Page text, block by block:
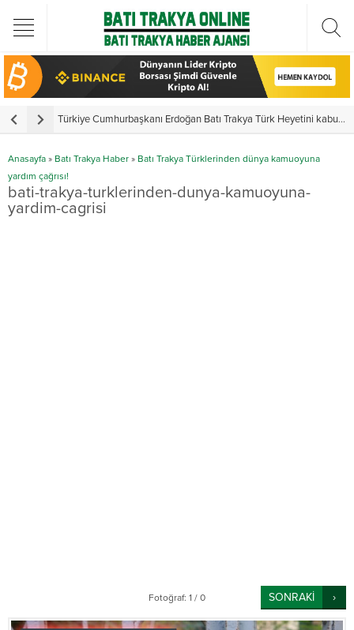
Türkiye Cumhurbaşkanı Erdoğan Batı Trakya Türk Heyetini kabul etti
Anasayfa » Batı Trakya Haber » Batı Trakya Türklerinden dünya kamuoyuna
yardım çağrısı!
bati-trakya-turklerinden-dunya-kamuoyuna-
yardim-cagrisi
Fotoğraf: 1 / 0 SONRAKİ